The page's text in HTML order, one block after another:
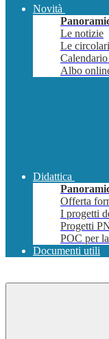
Novità
Le notizie
Le circolari
Albo
Didattica
Offerta
I progetti
Progetti
POC per
Documenti utili